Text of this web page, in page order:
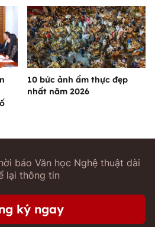
10 bức ảnh ẩm thực đẹp
nhất năm 2026
báo Văn học Nghệ thuật dài
lại thông tin
ký ngay